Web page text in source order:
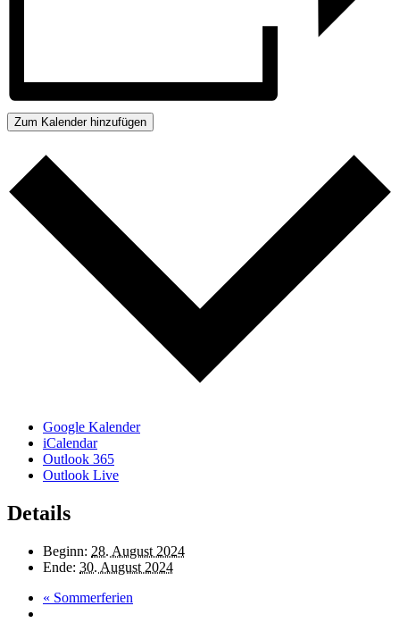
Zum Kalender hinzufügen
Google Kalender
iCalendar
Outlook 365
Outlook Live
Details
Beginn: 28. August 2024
Ende: 30. August 2024
« Sommerferien